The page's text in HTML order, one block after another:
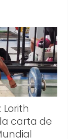
carta de